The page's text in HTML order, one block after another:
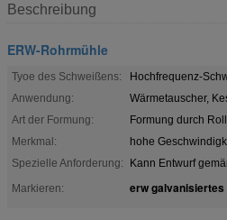
Beschreibung
ERW-Rohrmühle
Tyoe des Schweißens:
Hochfrequenz-
Anwendung:
Wärmetauscher,
Art der Formung:
Formung durch
Merkmal:
hohe
Spezielle Anforderung:
Kann Entwurf
Markieren:
erw galvanisiertes